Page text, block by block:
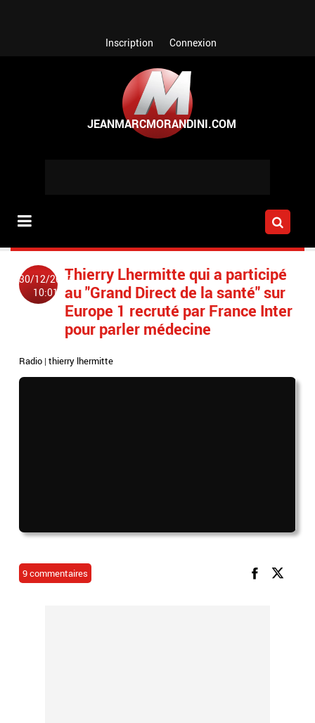
Inscription Connexion
30/12/2017
10:01
Thierry Lhermitte qui a participé
au "Grand Direct de la santé" sur
Europe 1 recruté par France Inter
pour parler médecine
Radio |thierry lhermitte
9 commentaires